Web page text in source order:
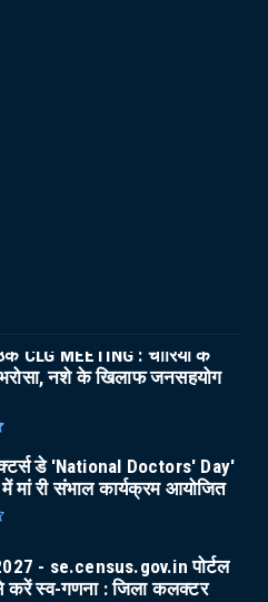
CLG MEETING : चोरियों के
नशे के खिलाफ जनसहयोग
डे 'National Doctors' Day'
में मां री संभाल कार्यक्रम आयोजित
- se.census.gov.in पोर्टल
करें स्व-गणना : जिला कलक्टर